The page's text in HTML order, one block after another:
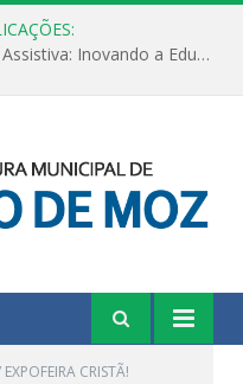
Inteligência Artificial e Tecnologia Assistiva: Inovando a Educação Especial e Inclusiva
CRISTÃ!